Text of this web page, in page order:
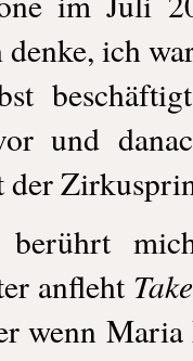
denke, ich
und
der
berührt
anfleht
wenn